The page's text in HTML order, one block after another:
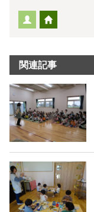
関連記事